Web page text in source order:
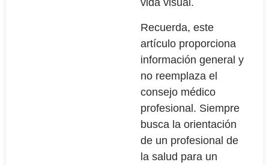
vida visual.
Recuerda, este
artículo proporciona
información general y
no reemplaza el
consejo médico
profesional. Siempre
busca la orientación
de un profesional de
la salud para un